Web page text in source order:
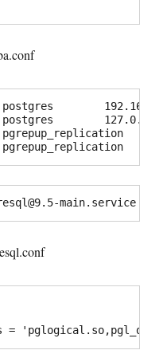
main.service
=